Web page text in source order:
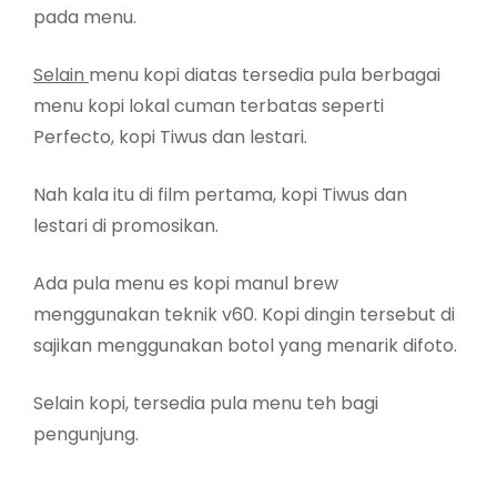
pada menu.
Selain menu kopi diatas tersedia pula berbagai
menu kopi lokal cuman terbatas seperti
Perfecto, kopi Tiwus dan lestari.
Nah kala itu di film pertama, kopi Tiwus dan
lestari di promosikan.
Ada pula menu es kopi manul brew
menggunakan teknik v60. Kopi dingin tersebut di
sajikan menggunakan botol yang menarik difoto.
Selain kopi, tersedia pula menu teh bagi
pengunjung.